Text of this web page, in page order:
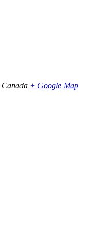
Canada + Google Map